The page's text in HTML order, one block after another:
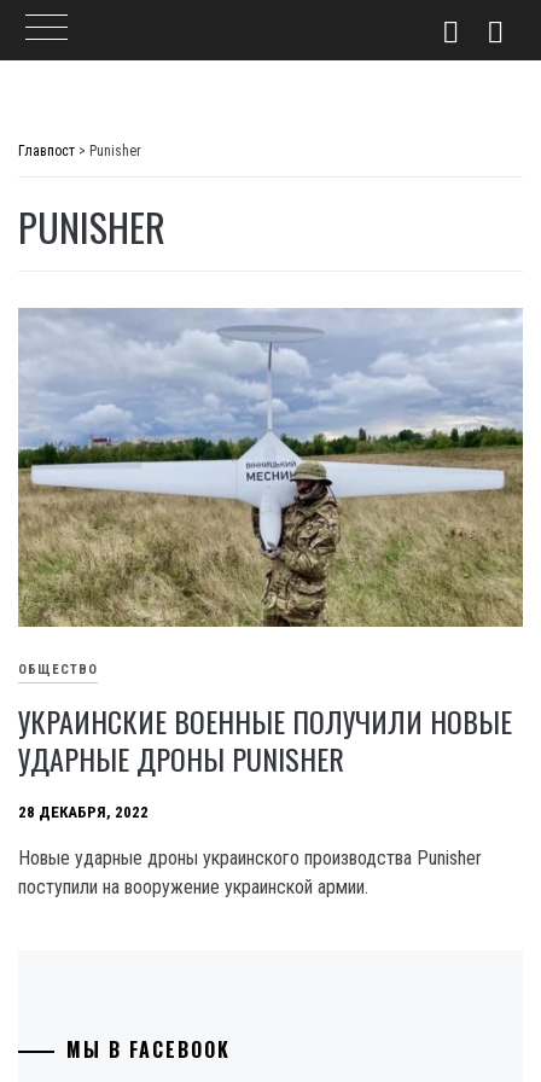
Главпост > Punisher
PUNISHER
ОБЩЕСТВО
УКРАИНСКИЕ ВОЕННЫЕ ПОЛУЧИЛИ НОВЫЕ
УДАРНЫЕ ДРОНЫ PUNISHER
28 ДЕКАБРЯ, 2022
Новые ударные дроны украинского производства Punisher
поступили на вооружение украинской армии.
МЫ В FACEBOOK